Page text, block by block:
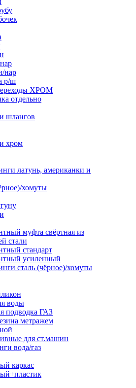
нар
р/ш
ХРОМ
отдельно
шлангов
хром
латунь, американки и
хомуты
муфта свёртная из
стали
стандарт
усиленный
сталь (чёрное)/хомуты
воды
подводка ГАЗ
метражем
для ст.машин
вода/газ
каркас